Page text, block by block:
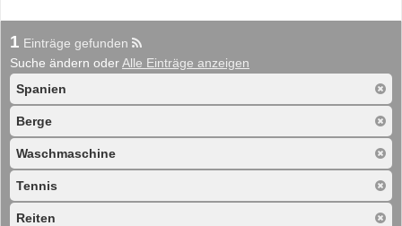
1 Einträge gefunden
Suche ändern oderAlle Einträge anzeigen
Spanien
Berge
Waschmaschine
Tennis
Reiten